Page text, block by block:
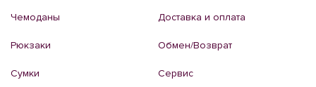
Чемоданы
Рюкзаки
Сумки
Доставка и оплата
Обмен/Возврат
Сервис